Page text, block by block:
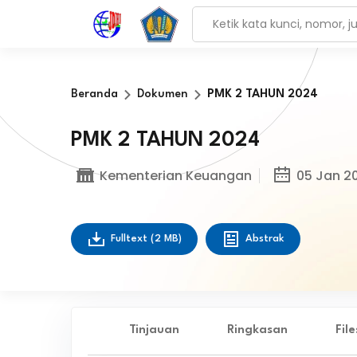
Beranda Dokumen PMK 2 TAHUN 2024
PMK 2 TAHUN 2024
Kementerian Keuangan 05 Jan
Fulltext (2 MB) Abstrak
Tinjauan Ringkasan